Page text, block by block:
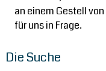
an einem Gestell
für uns in Frage.
Die Suche